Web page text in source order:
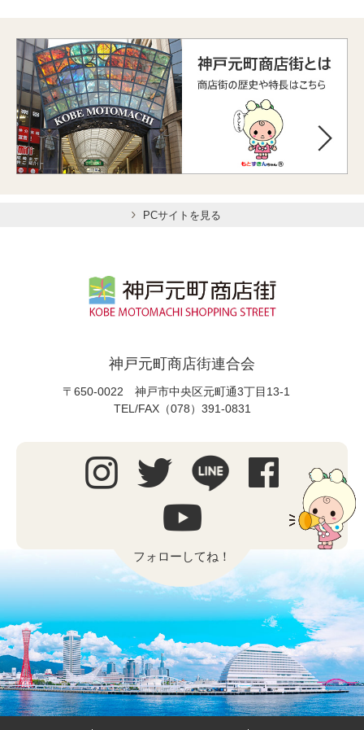
PCサイトを見る
神戸元町商店街連合会
〒650-0022 神戸市中央区元町通3丁目13-1
TEL/FAX（078）391-0831
フォローしてね！